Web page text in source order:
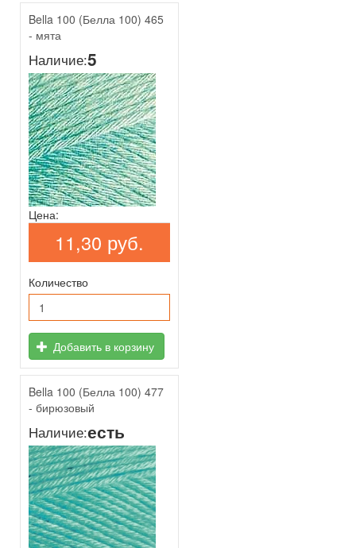
Bella 100 (Белла 100) 465
- мята
Наличие:5
Цена:
11,30 руб.
Количество
Добавить в корзину
Bella 100 (Белла 100) 477
- бирюзовый
Наличие:есть